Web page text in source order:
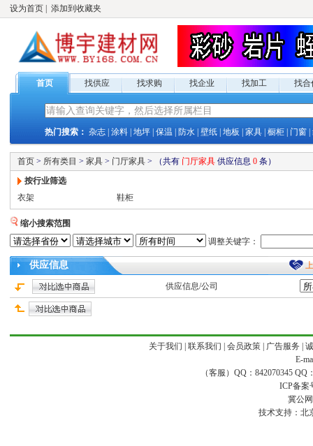
设为首页 添加到收藏夹
首页 找供应 找求购 找企业 找加工 找合
热门搜索： 杂志 涂料 地坪 保温 防水 壁纸 地板 家具 橱柜 门窗
首页 > 所有类目 > 家具 > 门厅家具 > （共有 门厅家具 供应信息 0 条）
按行业筛选
衣架
鞋柜
缩小搜索范围
调整关键字：
供应信息
供应信息/公司
关于我们 联系我们 会员政策| 广告服务
E-
（客服）QQ：842070345 QQ
ICP备案
冀公
技术支持： 北